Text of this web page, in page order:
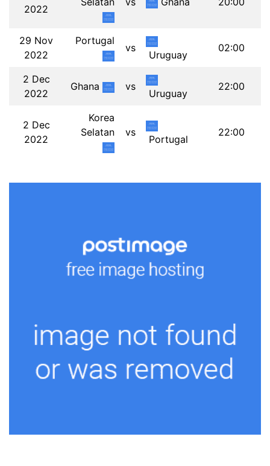
2022
29 Nov
2022
Portugal
vs
Uruguay
02:00
2 Dec
2022
Ghana vs
Uruguay
22:00
2 Dec
2022
Korea
Selatan
vs
Portugal
22:00